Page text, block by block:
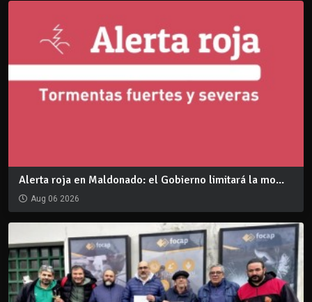
Alerta roja en Maldonado: el Gobierno limitará la mo...
Aug 06 2026